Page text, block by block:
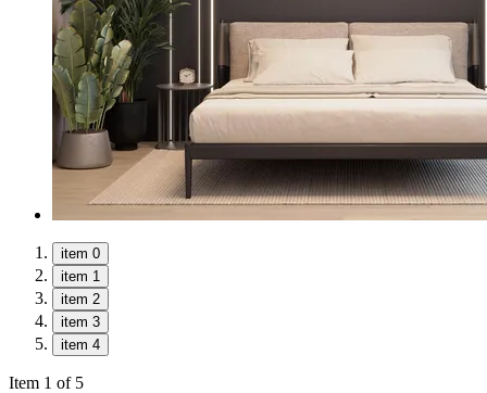
item 0
item 1
item 2
item 3
item 4
Item 1 of 5